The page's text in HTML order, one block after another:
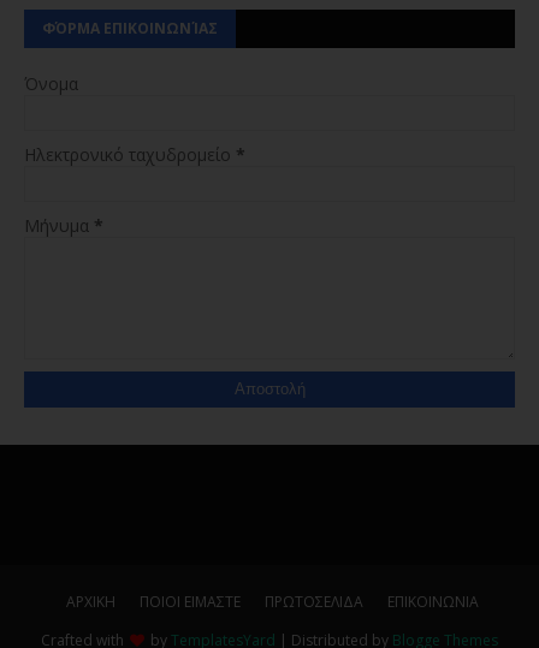
ΦΌΡΜΑ ΕΠΙΚΟΙΝΩΝΊΑΣ
Όνομα
Ηλεκτρονικό ταχυδρομείο *
Μήνυμα *
ΑΡΧΙΚΗ ΠΟΙΟΙ ΕΙΜΑΣΤΕ ΠΡΩΤΟΣΕΛΙΔΑ
ΕΠΙΚΟΙΝΩΝΙΑ
Crafted with
byTemplatesYard | Distributed by Blogge Themes